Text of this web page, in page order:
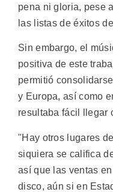
pena ni gloria, pese
las listas de éxitos
Sin embargo, el
positiva de este
permitió
y Europa, así como
resultaba fácil llegar
"Hay otros lugares
siquiera se califica
así que las ventas
disco, aún si en